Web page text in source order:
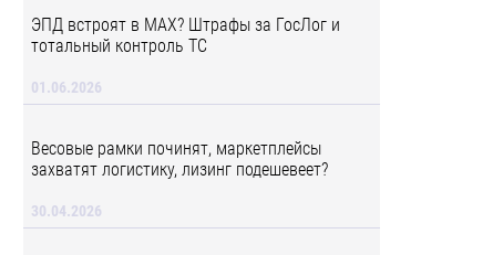
ЭПД встроят в MAX? Штрафы за ГосЛог и
тотальный контроль ТС
01.06.2026
Весовые рамки починят, маркетплейсы
захватят логистику, лизинг подешевеет?
30.04.2026